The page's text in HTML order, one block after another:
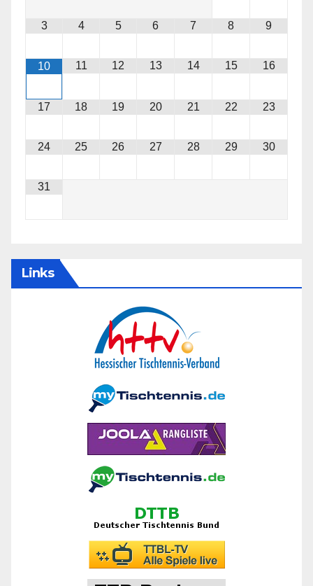
3 4 5 6 7 8 9
10 11 12 13 14 15 16
17 18 19 20 21 22 23
24 25 26 27 28 29 30
31
Links